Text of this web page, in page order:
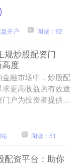
体验和资金安全。
投资....
开户 阅读：92
规炒股配资门
度
融市场中，炒股配
更高收益的有效途
户为投资者提供了
，让他们可以放大
更高的....
阅读：51
配资平台：助你